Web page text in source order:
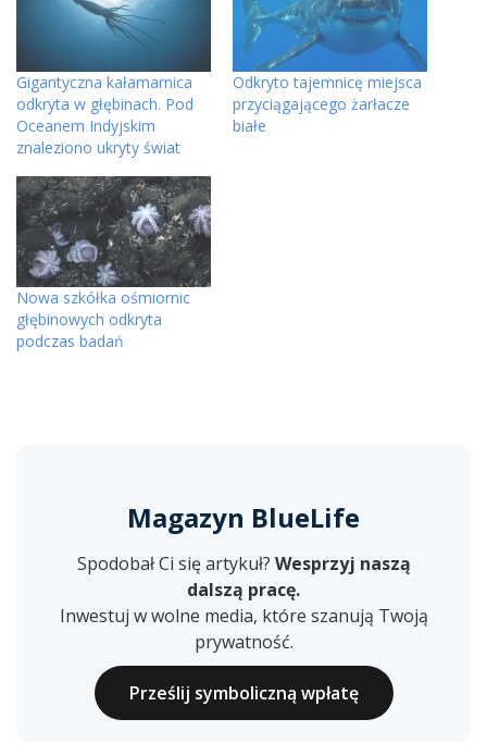
Gigantyczna kałamarnica
odkryta w głębinach. Pod
Oceanem Indyjskim
znaleziono ukryty świat
Odkryto tajemnicę miejsca
przyciągającego żarłacze
białe
Nowa szkółka ośmiornic
głębinowych odkryta
podczas badań
Magazyn BlueLife
Spodobał Ci się artykuł? Wesprzyj naszą
dalszą pracę.
Inwestuj w wolne media, które szanują Twoją
prywatność.
Prześlij symboliczną wpłatę